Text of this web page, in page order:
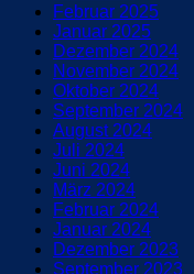
Februar 2025
Januar 2025
Dezember 2024
November 2024
Oktober 2024
September 2024
August 2024
Juli 2024
Juni 2024
März 2024
Februar 2024
Januar 2024
Dezember 2023
September 2023